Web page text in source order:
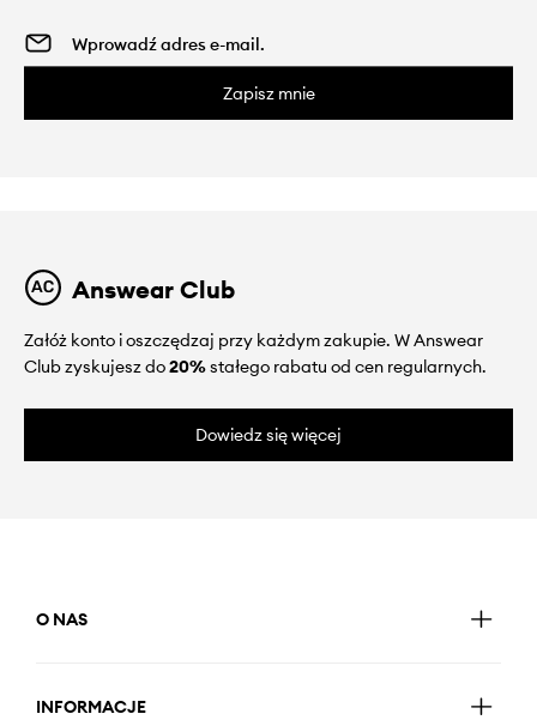
Zapisz mnie
Answear Club
Załóż konto i oszczędzaj przy każdym zakupie. W Answear
Club zyskujesz do20%stałego rabatu od cen regularnych.
Dowiedz się więcej
O NAS
INFORMACJE